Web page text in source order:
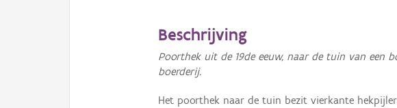
Beschrijving
Poorthek uit de 19de eeuw, naar de tuin van een
boerderij.
Het poorthek naar de tuin bezit vierkante